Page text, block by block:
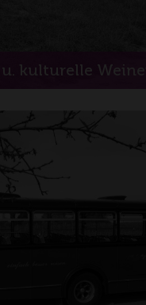
kulturelle